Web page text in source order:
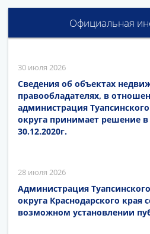
Официальная
30 июля 2026
Сведения об объектах
правообладателях, в
администрация
округа принимает решение
30.12.2020г.
28 июля 2026
Администрация
округа Краснодарского края
возможном установлении